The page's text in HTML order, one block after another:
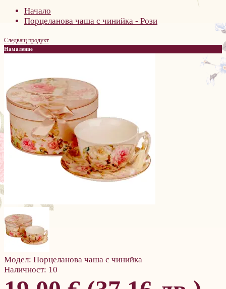
Начало
Порцеланова чаша с чинийка - Рози
Следващ продукт
Намаление
Модел: Порцеланова чаша с чинийка
Наличност: 10